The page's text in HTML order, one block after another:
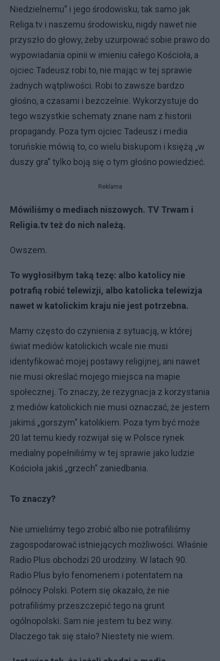
Niedzielnemu” i jego środowisku, tak samo jak
Religa.tv i naszemu środowisku, nigdy nawet nie
przyszło do głowy, żeby uzurpować sobie prawo do
wypowiadania opinii w imieniu całego Kościoła, a
ojciec Tadeusz robi to, nie mając w tej sprawie
żadnych wątpliwości. Robi to zawsze bardzo
głośno, a czasami i bezczelnie. Wykorzystuje do
tego wszystkie schematy znane nam z historii
propagandy. Poza tym ojciec Tadeusz i media
toruńskie mówią to, co wielu biskupom i księżą „w
duszy gra” tylko boją się o tym głośno powiedzieć.
Reklama
Mówiliśmy o mediach niszowych. TV Trwam i
Religia.tv też do nich należą.
Owszem.
To wygłosiłbym taką tezę: albo katolicy nie
potrafią robić telewizji, albo katolicka telewizja
nawet w katolickim kraju nie jest potrzebna.
Mamy często do czynienia z sytuacją, w której
świat mediów katolickich wcale nie musi
identyfikować mojej postawy religijnej, ani nawet
nie musi określać mojego miejsca na mapie
społecznej. To znaczy, że rezygnacja z korzystania
z mediów katolickich nie musi oznaczać, że jestem
jakimś „gorszym" katolikiem. Poza tym być może
20 lat temu kiedy rozwijał się w Polsce rynek
medialny popełniliśmy w tej sprawie jako ludzie
Kościoła jakiś „grzech" zaniedbania.
To znaczy?
Nie umieliśmy tego zrobić albo nie potrafiliśmy
zagospodarować istniejących możliwości. Właśnie
Radio Plus obchodzi 20 urodziny. W latach 90.
Radio Plus było fenomenem i potentatem na
północy Polski. Potem się okazało, że nie
potrafiliśmy przeszczepić tego na grunt
ogólnopolski. Sam nie jestem tu bez winy.
Dlaczego tak się stało? Niestety nie wiem.